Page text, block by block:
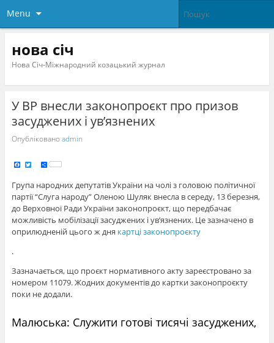
Menu
нова січ
Нова Січ-Міжнародний козацький журнал
У ВР внесли законопроєкт про призов
засуджених і ув’язнених
Опублікованоadmin
Fa
e
b
o
o
k
Tw
t
t
e
r
S
h
r
e
Група народних депутатів України на чолі з головою політичної
партії “Слуга народу” Оленою Шуляк внесла в середу, 13 березня,
до Верховної Ради України законопроєкт, що передбачає
можливість мобілізації засуджених і ув’язнених. Це зазначено в
оприлюдненій цього ж дня картці законопроєкту
.
Зазначається, що проєкт нормативного акту зареєстровано за
номером 11079. Жодних документів до картки законопроєкту
поки не додали.
Малюська: Служити готові тисячі засуджених,